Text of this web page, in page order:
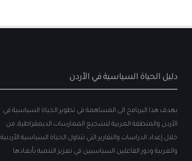
دليل الحياة السياسية في الأردن
يهدف هذا البرنامج الى المساهمة في تطوير الحياة السياسية في
الأردن والمنطقة العربية لتشجيع الممارسات الديمقراطية، من
خلال إعداد الدراسات والتقارير التي تتناول الحياة السياسية الأردنية
والعربية ودور الفاعلين السياسيين في تعزيز التنمية بأبعادها